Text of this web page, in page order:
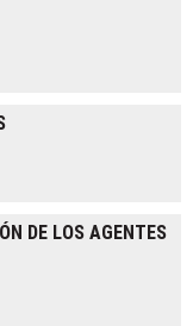
DE LOS AGENTES